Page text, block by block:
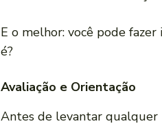
E o melhor: você pode fazer
é?
Avaliação e Orientação
Antes de levantar qualquer